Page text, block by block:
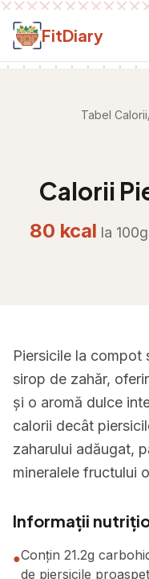
Salt la conținut
FitDiary
Tabel Calorii
Calorii
80 kcal la 100g
Piersicile la compot
sirop de zahăr,
și o aromă dulce
calorii decât
zaharului adăugat,
mineralele fructului
Informații
●Conțin 21.2g
de piersicile